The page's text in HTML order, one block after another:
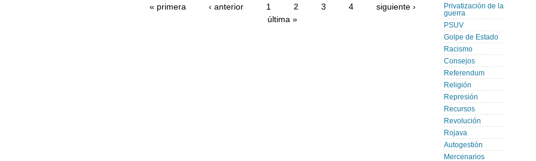
« primera ‹ anterior 1 2 3 4
siguiente ›
última »
Privatización de la
guerra
PSUV
Golpe de Estado
Racismo
Consejos
Referendum
Religión
Represión
Recursos
Revolución
Rojava
Autogestión
Mercenarios